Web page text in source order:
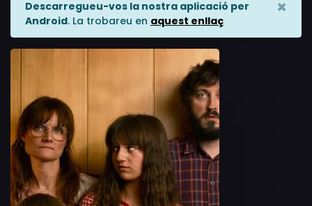
Descarregueu-vos la nostra aplicació per
Android. La trobareu en aquest enllaç
×